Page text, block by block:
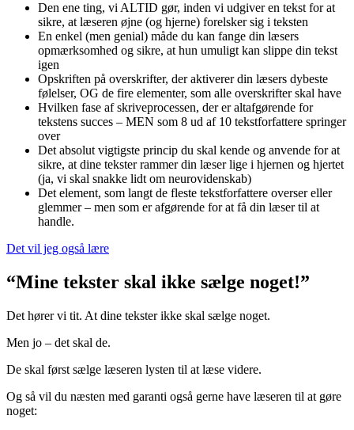
Den ene ting, vi ALTID gør, inden vi udgiver en tekst for at
sikre, at læseren øjne (og hjerne) forelsker sig i teksten
En enkel (men genial) måde du kan fange din læsers
opmærksomhed og sikre, at hun umuligt kan slippe din tekst
igen
Opskriften på overskrifter, der aktiverer din læsers dybeste
følelser, OG de fire elementer, som alle overskrifter skal have
Hvilken fase af skriveprocessen, der er altafgørende for
tekstens succes – MEN som 8 ud af 10 tekstforfattere springer
over
Det absolut vigtigste princip du skal kende og anvende for at
sikre, at dine tekster rammer din læser lige i hjernen og hjertet
(ja, vi skal snakke lidt om neurovidenskab)
Det element, som langt de fleste tekstforfattere overser eller
glemmer – men som er afgørende for at få din læser til at
handle.
Det vil jeg også lære
“Mine tekster skal ikke sælge noget!”
Det hører vi tit. At dine tekster ikke skal sælge noget.
Men jo – det skal de.
De skal først sælge læseren lysten til at læse videre.
Og så vil du næsten med garanti også gerne have læseren til at gøre
noget: